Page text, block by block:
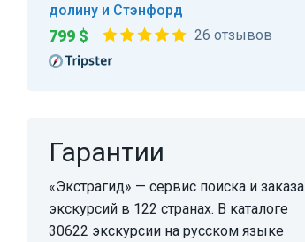
долину и Стэнфорд
799 $ 26 отзывов
Гарантии
«Экстрагид» — сервис поиска и заказа
экскурсий в 122 странах. В каталоге
30622 экскурсии на русском языке